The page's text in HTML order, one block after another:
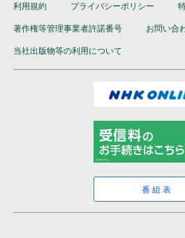
利用規約 プライバシーポリシー
著作権等管理事業者許諾番号 お問い合
当社出版物等の利用について
番組表